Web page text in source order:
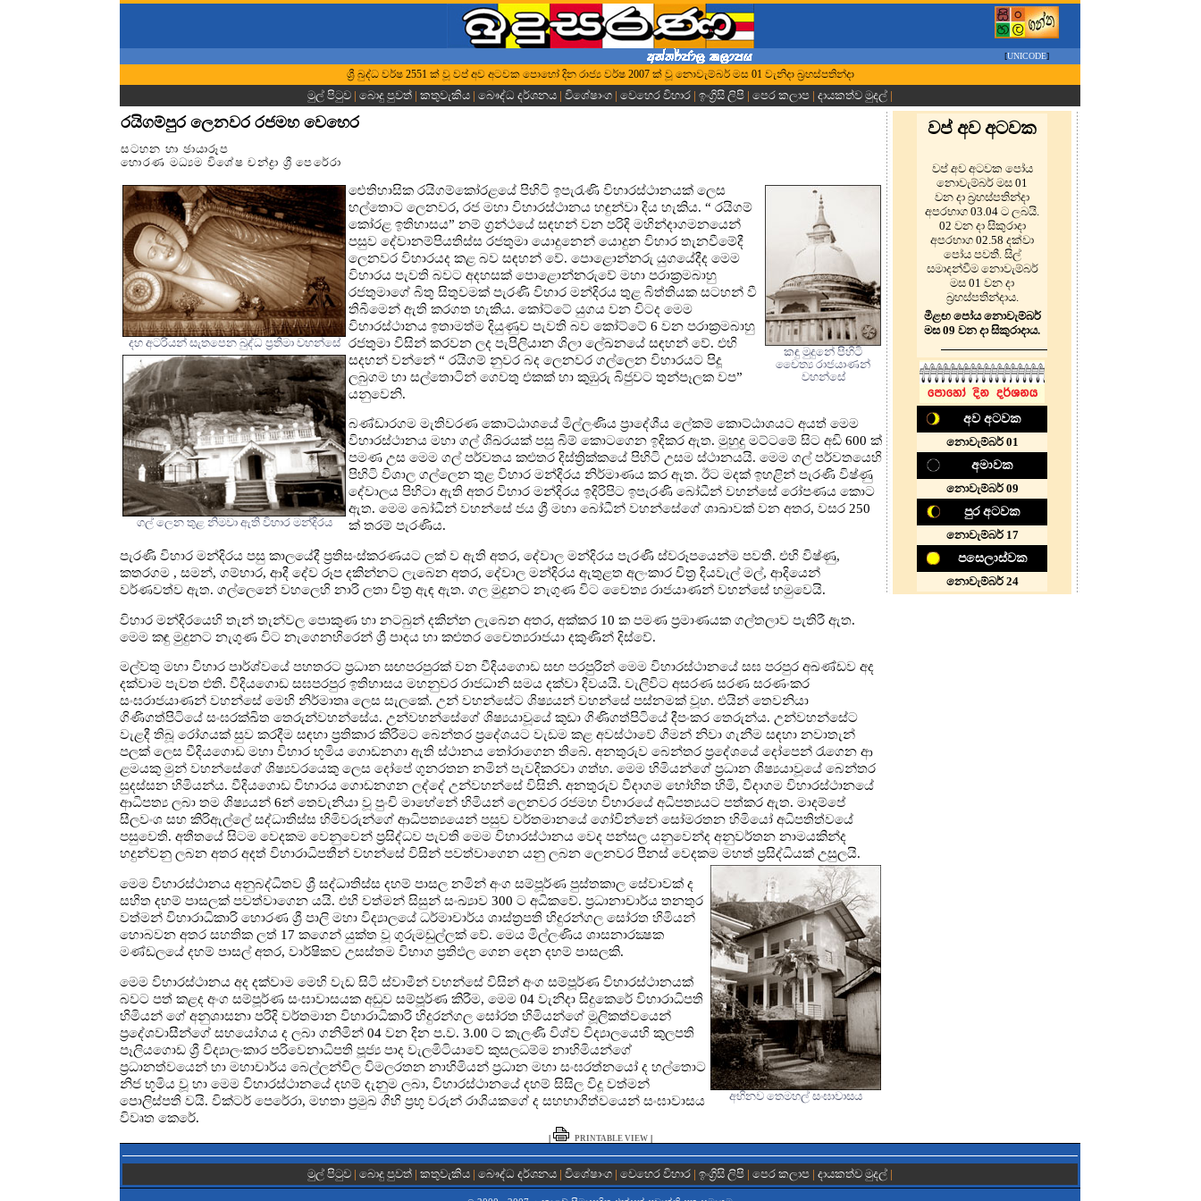
[UNICODE]
ශ්‍රී බුද්ධ වර්ෂ 2551 ක් වූ වප් අව අටවක පොහෝ දින රාජ්‍ය වර්ෂ 2007 ක් වූ නොවැම්බර් මස 01 වැනිදා බ්‍රහස්පතින්දා
මුල් පිටුව | බොදු පුවත් | කතුවැකිය | බෞද්ධ දර්ශනය | විශේෂාංග | වෙහෙර විහාර | ඉංග්‍රිසි ලිපි | පෙර කලාප | දායකත්ව මුදල් |
රයිගම්පුර ලෙනවර රජමහ වෙහෙර
සටහන හා ඡායාරූප
හොරණ මධ්‍යම විශේෂ චන්ද්‍රා ශ්‍රී පෙරේරා
දහ අටරියන් සැතපෙන බුද්ධ ප්‍රතිමා වහන්සේ
ගල් ලෙන තුළ නිමවා ඇති විහාර මන්දිරය
කඳු මුදුනේ පිහිටි
චෛත්‍ය රාජයාණන්
වහන්සේ
ඓතිහාසික රයිගම්කෝරළයේ පිහිටි ඉපැරැණි විහාරස්ථානයක් ලෙස
හල්තොට ලෙනවර, රජ මහා විහාරස්ථානය හඳුන්වා දිය හැකිය. “ රයිගම්
කෝරළ ඉතිහාසය” නම් ග්‍රන්ථයේ සඳහන් වන පරිදි මහින්දාගමනයෙන්
පසුව දේවානම්පියතිස්ස රජතුමා යොදුනෙන් යොදුන විහාර තැනවීමේදී
ලෙනවර විහාරයද කළ බව සඳහන් වේ. පොළොන්නරු යුගයේදීද මෙම
විහාරය පැවති බවට අදහසක් පොළොන්නරුවේ මහා පරාක්‍රමබාහු
රජතුමාගේ බිතු සිතුවමක් පැරණි විහාර මන්දිරය තුළ බිත්තියක සටහන් වී
තිබීමෙන් ඇති කරගත හැකිය. කෝට්ටේ යුගය වන විටද මෙම
විහාරස්ථානය ඉතාමත්ම දියුණුව පැවති බව කෝට්ටේ 6 වන පරාක්‍රමබාහු
රජතුමා විසින් කරවන ලද පැපිලියාන ශිලා ලේඛනයේ සඳහන් වේ. එහි
සදහන් වන්නේ “ රයිගම් නුවර බද ලෙනවර ගල්ලෙන විහාරයට පිදූ
ලබුගම හා සල්තොටින් ගෙවතු එකක් හා කුඹුරු බිජුවට තුන්පෑලක වප”
යනුවෙනි.
බණ්ඩාරගම මැතිවරණ කොට්ඨාශයේ මිල්ලණිය ප්‍රාදේශීය ලේකම් කොට්ඨාශයට අයත් මෙම
විහාරස්ථානය මහා ගල් ශිඛරයක් පසු බිම් කොටගෙන ඉදිකර ඇත. මුහුදු මට්ටමේ සිට අඩි 600 ක්
පමණ උස මෙම ගල් පර්වතය කළුතර දිස්ත්‍රික්කයේ පිහිටි උසම ස්ථානයයි. මෙම ගල් පර්වතයෙහි
පිහිටි විශාල ගල්ලෙන තුළ විහාර මන්දිරය නිර්මාණය කර ඇත. ඊට මදක් ඉහළින් පැරණි විෂ්ණු
දේවාලය පිහිටා ඇති අතර විහාර මන්දිරය ඉදිරිපිට ඉපැරණි බෝධීන් වහන්සේ රෝපණය කොට
ඇත. මෙම බෝධීන් වහන්සේ ජය ශ්‍රී මහා බෝධීන් වහන්සේගේ ශාඛාවක් වන අතර, වසර 250
ක් තරම් පැරණිය.
පැරණි විහාර මන්දිරය පසු කාලයේදී ප්‍රතිසංස්කරණයට ලක් ව ඇති අතර, දේවාල මන්දිරය පැරණි ස්වරූපයෙන්ම පවතී. එහි විෂ්ණු,
කතරගම , සමන්, ගම්භාර, ආදී දේව රූප දකින්නට ලැබෙන අතර, දේවාල මන්දිරය ඇතුළත අලංකාර චිත්‍ර දියවැල් මල්, ආදියෙන්
වර්ණවත්ව ඇත. ගල්ලෙනේ වහලෙහි නාරි ලතා චිත්‍ර ඇඳ ඇත. ගල මුදුනට නැගුණ විට චෛත්‍ය රාජයාණන් වහන්සේ හමුවෙයි.
විහාර මන්දිරයෙහි තැන් තැන්වල පොකුණ හා නටබුන් දකින්න ලැබෙන අතර, අක්කර 10 ක පමණ ප්‍රමාණයක ගල්තලාව පැතිරී ඇත.
මෙම කඳු මුදුනට නැගුණ විට නැගෙනහිරෙන් ශ්‍රී පාදය හා කළුතර චෛත්‍යරාජයා දකුණින් දිස්වේ.
මල්වතු මහා විහාර පාර්ශ්වයේ පහතරට ප්‍රධාන සඟපරපුරක් වන වීදියගොඩ සඟ පරපුරින් මෙම විහාරස්ථානයේ සඝ පරපුර අඛණ්ඩව අද
දක්වාම පැවත එති. වීදියගොඩ සඝපරපුර ඉතිහාසය මහනුවර රාජධානි සමය දක්වා දිවයයි. වැලිවිට අසරණ සරණ සරණංකර
සංඝරාජයාණන් වහන්සේ මෙහි නිර්මාතෘ ලෙස සැලකේ. උන් වහන්සේට ශිෂ්‍යයන් වහන්සේ පස්නමක් වූහ. එයින් තෙවනියා
ගිණිගත්පිටියේ සංඝරක්ඛිත තෙරුන්වහන්සේය. උන්වහන්සේගේ ශිෂ්‍යයාවූයේ කුඩා ගිණිගත්පිටියේ දීපංකර තෙරුන්ය. උන්වහන්සේට
වැළදී තිබූ රෝගයක් සුව කරදීම සඳහා ප්‍රතිකාර කිරීමට බෙන්තර ප්‍රදේශයට වැඩම කළ අවස්ථාවේ ගිමන් නිවා ගැනීම සඳහා නවාතැන්
පලක් ලෙස වීදියගොඩ මහා විහාර භූමිය ගොඩනගා ඇති ස්ථානය තෝරාගෙන තිබේ. අනතුරුව බෙන්තර ප්‍රදේශයේ දෝපෙන් රැගෙන ආ
ළමයකු මුන් වහන්සේගේ ශිෂ්‍යවරයෙකු ලෙස දෝපේ ගුනරතන නමින් පැවදිකරවා ගත්හ. මෙම හිමියන්ගේ ප්‍රධාන ශිෂ්‍යයාවූයේ බෙන්තර
සුදස්සන හිමියන්ය. වීදියගොඩ විහාරය ගොඩනගන ලද්දේ උන්වහන්සේ විසිනි. අනතුරුව වීදාගම භෝභිත හිමි, වීදාගම විහාරස්ථානයේ
ආධිපත්‍ය ලබා තම ශිෂ්‍යයන් 6න් තෙවැනියා වූ පුංචි මාහේනේ හිමියන් ලෙනවර රජමහ විහාරයේ අධිපත්‍යයට පත්කර ඇත. මාදම්පේ
සීලවංශ සහ කිරිඇල්ලේ සද්ධාතිස්ස හිමිවරුන්ගේ ආධිපත්‍යයෙන් පසුව වර්තමානයේ ගෝවින්නේ සෝමරතන හිමියෝ අධිපතිත්වයේ
පසුවෙති. අතීතයේ සිටම වෙදකම වෙනුවෙන් ප්‍රසිද්ධව පැවති මෙම විහාරස්ථානය වෙද පන්සල යනුවෙන්ද අනුවර්තන නාමයකින්ද
හදුන්වනු ලබන අතර අදත් විහාරාධිපතීන් වහන්සේ විසින් පවත්වාගෙන යනු ලබන ලෙනවර පීනස් වෙදකම මහත් ප්‍රසිද්ධියක් උසුලයි.
අභිනව තෙමහල් සංඝාවාසය
මෙම විහාරස්ථානය අනුබද්ධිතව ශ්‍රී සද්ධාතිස්ස දහම් පාසල නමින් අංග සම්පූර්ණ පුස්තකාල සේවාවක් ද
සහිත දහම් පාසලක් පවත්වාගෙන යයි. එහි වත්මන් සිසුන් සංඛ්‍යාව 300 ට අධිකවේ. ප්‍රධානාචාර්ය තනතුර
වත්මන් විහාරාධිකාරි හොරණ ශ්‍රී පාලි මහා විද්‍යාලයේ ධර්මාචාර්ය ශාස්ත්‍රපති හිදුරන්ගල සෝරත හිමියන්
හොබවන අතර සහතික ලත් 17 කගෙන් යුක්ත වූ ගුරුමඩුල්ලක් වේ. මෙය මිල්ලණිය ශාසනාරක්‍ෂක
මණ්ඩලයේ දහම් පාසල් අතර, වාර්ෂිකව උසස්තම විභාග ප්‍රතිඵල ගෙන දෙන දහම් පාසලකි.
මෙම විහාරස්ථානය අද දක්වාම මෙහි වැඩ සිටි ස්වාමීන් වහන්සේ විසින් අංග සම්පූර්ණ විහාරස්ථානයක්
බවට පත් කළද අංග සම්පූර්ණ සංඝාවාසයක අඩුව සම්පූර්ණ කිරීම, මෙම 04 වැනිදා සිදුකෙරේ විහාරාධිපති
හිමියන් ගේ අනුශාසනා පරිදි වර්තමාන විහාරාධිකාරි හිදුරන්ගල සෝරත හිමියන්ගේ මූලිකත්වයෙන්
ප්‍රදේශවාසීන්ගේ සහයෝගය ද ලබා ගනිමින් 04 වන දින ප.ව. 3.00 ට කැලණි විශ්ව විද්‍යාලයෙහි කුලපති
පෑලියගොඩ ශ්‍රී විද්‍යාලංකාර පරිවෙනාධිපති පූජ්‍ය පාද වැලමිටියාවේ කුසලධම්ම නාහිමියන්ගේ
ප්‍රධානත්වයෙන් හා මහාචාර්ය බෙල්ලන්විල විමලරතන නාහිමියන් ප්‍රධාන මහා සංඝරත්නයෝ ද හල්තොට
නිජ භූමිය වූ හා මෙම විහාරස්ථානයේ දහම් දැනුම ලබා, විහාරස්ථානයේ දහම් සිසිල විදූ වත්මන්
පොලිස්පති වයි. වික්ටර් පෙරේරා, මහතා ප්‍රමුඛ ගිහි ප්‍රභූ වරුන් රාශියකගේ ද සහභාගිත්වයෙන් සංඝාවාසය
විවෘත කෙරේ.
වප් අව අටවක
වප් අව අටවක පෝය
නොවැම්බර් මස 01
වන දා බ්‍රහස්පතින්දා
අපරභාග 03.04 ට ලබයි.
02 වන දා සිකුරාදා
අපරභාග 02.58 දක්වා
පෝය පවතී. සිල්
සමාදන්වීම නොවැම්බර්
මස 01 වන දා
බ්‍රහස්පතින්දාය.
මීළඟ පෝය නොවැම්බර්
මස 09 වන දා සිකුරාදාය.
අව අටවක
නොවැම්බර් 01
අමාවක
නොවැම්බර් 09
පුර අටවක
නොවැම්බර් 17
පසෙලාස්වක
නොවැම්බර් 24
| PRINTABLE VIEW|
මුල් පිටුව | බොදු පුවත් | කතුවැකිය | බෞද්ධ දර්ශනය | විශේෂාංග | වෙහෙර විහාර | ඉංග්‍රිසි ලිපි | පෙර කලාප | දායකත්ව මුදල් |